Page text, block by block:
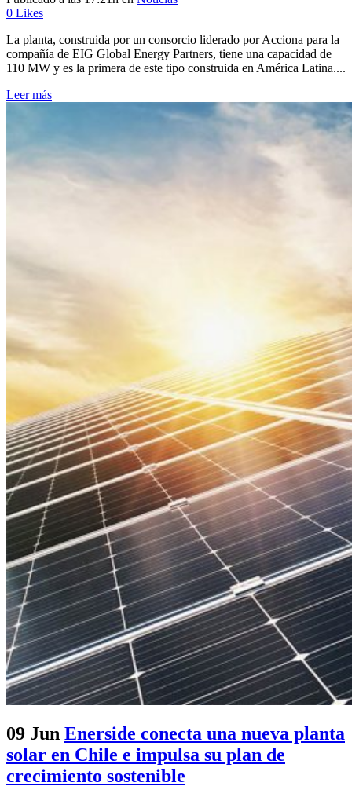
0 Likes
La planta, construida por un consorcio liderado por Acciona para la
compañía de EIG Global Energy Partners, tiene una capacidad de
110 MW y es la primera de este tipo construida en América Latina....
Leer más
09 Jun Enerside conecta una nueva planta
solar en Chile e impulsa su plan de
crecimiento sostenible